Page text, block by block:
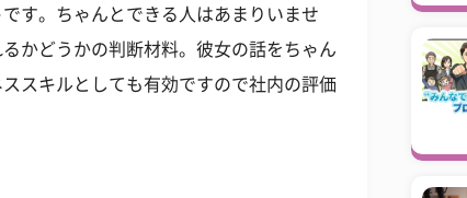
す。ちゃんとできる人はあまりいませ
かどうかの判断材料。彼女の話をちゃん
スキルとしても有効ですので社内の評価